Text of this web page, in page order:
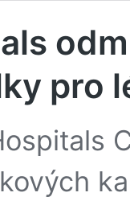
pro